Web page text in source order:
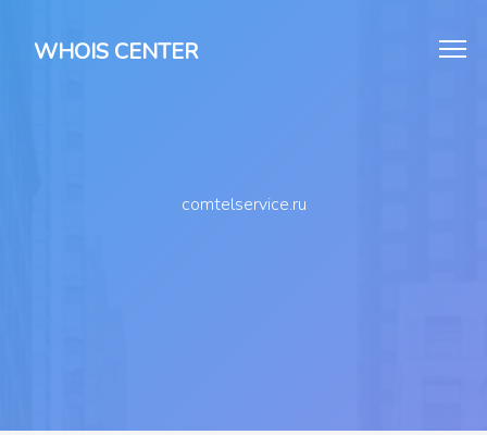
WHOIS CENTER
comtelservice.ru